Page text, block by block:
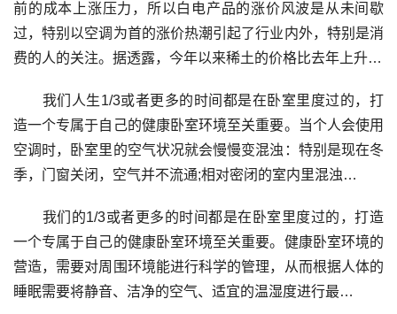
前的成本上涨压力，所以白电产品的涨价风波是从未间歇
过，特别以空调为首的涨价热潮引起了行业内外，特别是消
费的人的关注。据透露，今年以来稀土的价格比去年上升…
我们人生1/3或者更多的时间都是在卧室里度过的，打
造一个专属于自己的健康卧室环境至关重要。当个人会使用
空调时，卧室里的空气状况就会慢慢变混浊：特别是现在冬
季，门窗关闭，空气并不流通;相对密闭的室内里混浊…
我们的1/3或者更多的时间都是在卧室里度过的，打造
一个专属于自己的健康卧室环境至关重要。健康卧室环境的
营造，需要对周围环境能进行科学的管理，从而根据人体的
睡眠需要将静音、洁净的空气、适宜的温湿度进行最…